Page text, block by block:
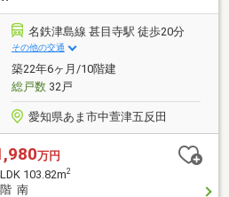
名鉄津島線 甚目寺駅 徒歩20分
その他の交通
築22年6ヶ月/10階建
総戸数32戸
愛知県あま市中萱津五反田
万円
103.82m2
南